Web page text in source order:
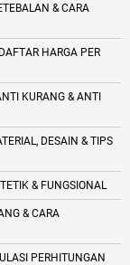
& CARA
HARGA PER
KURANG & ANTI
DESAIN & TIPS
& FUNGSIONAL
& CARA
PERHITUNGAN